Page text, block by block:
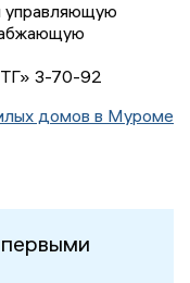
управляющую
3-70-92
домов в Муроме